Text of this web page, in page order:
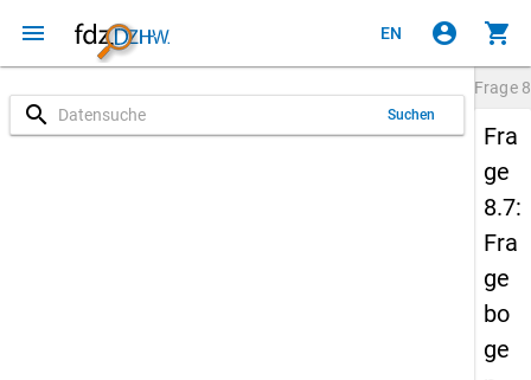
menu EN account_circle shopping_cart
search Suchen
Frage
Fra
ge
8.7:
Fra
ge
bo
ge